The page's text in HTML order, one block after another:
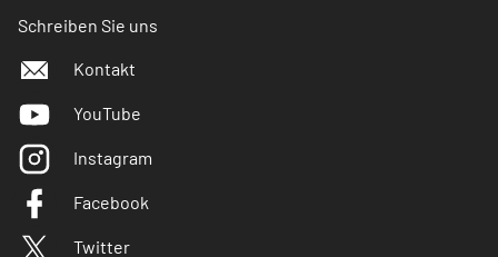
Schreiben Sie uns
Kontakt
YouTube
Instagram
Facebook
Twitter